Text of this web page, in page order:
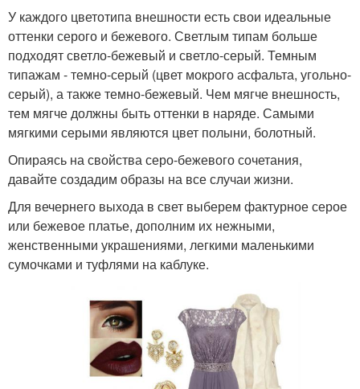
У каждого цветотипа внешности есть свои идеальные
оттенки серого и бежевого. Светлым типам больше
подходят светло-бежевый и светло-серый. Темным
типажам - темно-серый (цвет мокрого асфальта, угольно-
серый), а также темно-бежевый. Чем мягче внешность,
тем мягче должны быть оттенки в наряде. Самыми
мягкими серыми являются цвет полыни, болотный.
Опираясь на свойства серо-бежевого сочетания,
давайте создадим образы на все случаи жизни.
Для вечернего выхода в свет выберем фактурное серое
или бежевое платье, дополним их нежными,
женственными украшениями, легкими маленькими
сумочками и туфлями на каблуке.